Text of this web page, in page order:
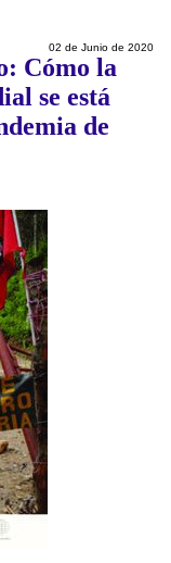
02 de Junio de 2020
Cómo la
se está
de